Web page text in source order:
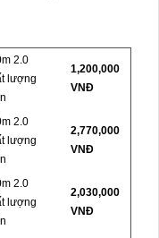
2.0
lượng
1,200,000
VNĐ
2.0
lượng
2,770,000
VNĐ
2.0
lượng
2,030,000
VNĐ